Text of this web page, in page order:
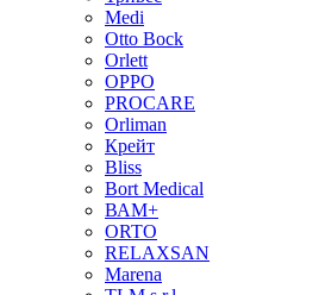
Medi
Otto Bock
Orlett
OPPO
PROCARE
Orliman
Крейт
Bliss
Bort Medical
ВАМ+
ORTO
RELAXSAN
Marena